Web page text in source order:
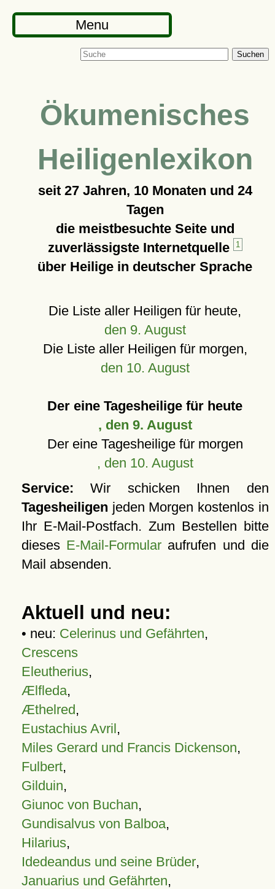
Menu
Suchen
Ökumenisches
Heiligenlexikon
seit 27 Jahren, 10 Monaten und 24
Tagen
die meistbesuchte Seite und
zuverlässigste Internetquelle
1
über Heilige in deutscher Sprache
Die Liste aller Heiligen für heute,
den 9. August
Die Liste aller Heiligen für morgen,
den 10. August
Der eine Tagesheilige für heute
, den 9. August
Der eine Tagesheilige für morgen
, den 10. August
Service: Wir schicken Ihnen den
Tagesheiligen jeden Morgen kostenlos in
Ihr E-Mail-Postfach. Zum Bestellen bitte
dieses E-Mail-Formular aufrufen und die
Mail absenden.
Aktuell und neu:
• neu: Celerinus und Gefährten,
Crescens
Eleutherius,
Ælfleda,
Æthelred,
Eustachius Avril,
Miles Gerard und Francis Dickenson,
Fulbert,
Gilduin,
Giunoc von Buchan,
Gundisalvus von Balboa,
Hilarius,
Idedeandus und seine Brüder,
Januarius und Gefährten,